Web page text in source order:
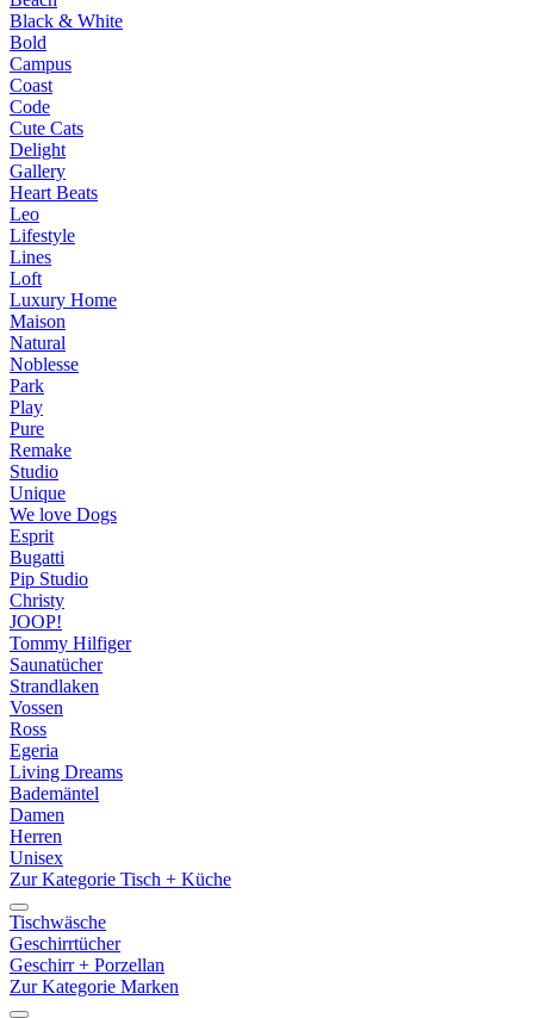
Black & White
Bold
Campus
Coast
Code
Cute Cats
Delight
Gallery
Heart Beats
Leo
Lifestyle
Lines
Loft
Luxury Home
Maison
Natural
Noblesse
Park
Play
Pure
Remake
Studio
Unique
We love Dogs
Esprit
Bugatti
Pip Studio
Christy
JOOP!
Tommy Hilfiger
Saunatücher
Strandlaken
Vossen
Ross
Egeria
Living Dreams
Bademäntel
Damen
Herren
Unisex
Zur Kategorie Tisch + Küche
Tischwäsche
Geschirrtücher
Geschirr + Porzellan
Zur Kategorie Marken